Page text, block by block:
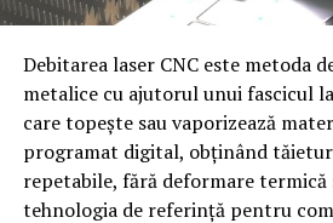
Alezare de precizie
—
componente care necesită
Rectificare— pentru finisaje
toleranțe dimensionale finale
Aceste capacități permit Popeci
producă atât piese individuale,
Criterii de alegere a
convenior
Debitarea laser CNC este metoda
metalice cu ajutorul unui fascicul
care topește sau vaporizează
programat digital, obținând
repetabile, fără deformare termică
tehnologia de referință pentru